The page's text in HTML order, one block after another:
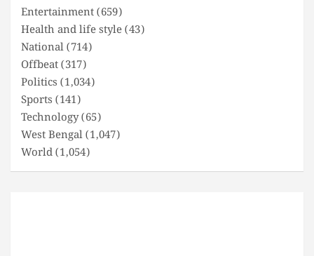
Entertainment(659)
Health and life style(43)
National(714)
Offbeat(317)
Politics (1,034)
Sports (141)
Technology(65)
West Bengal(1,047)
World(1,054)